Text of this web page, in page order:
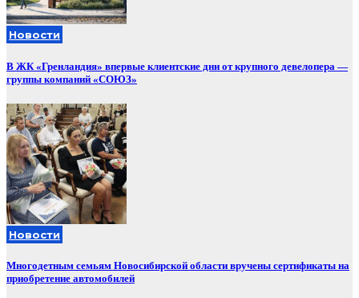
Новости
В ЖК «Гренландия» впервые клиентские дни от крупного девелопера —
группы компаний «СОЮЗ»
Новости
Многодетным семьям Новосибирской области вручены сертификаты на
приобретение автомобилей